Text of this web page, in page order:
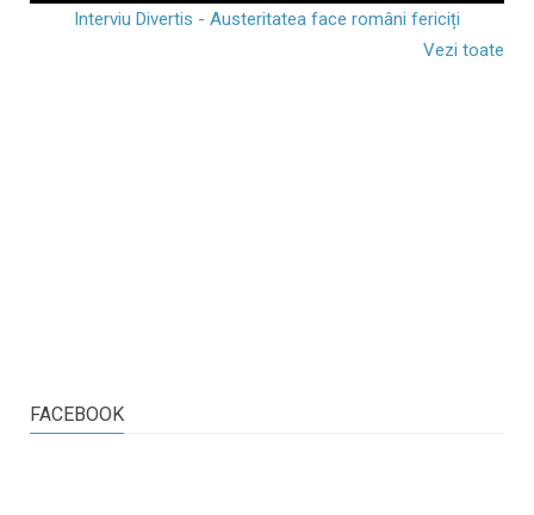
Interviu Divertis - Austeritatea face români fericiți
Vezi toate
FACEBOOK